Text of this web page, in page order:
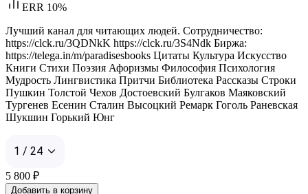
ERR 10%
Лучший канал для читающих людей. Сотрудничество:
https://clck.ru/3QDNkK https://clck.ru/3S4Ndk Биржа:
https://telega.in/m/paradisesbooks Цитаты Культура Искусство
Книги Стихи Поэзия Афоризмы Философия Психология
Мудрость Лингвистика Притчи Библиотека Рассказы Строки
Пушкин Толстой Чехов Достоевский Булгаков Маяковский
Тургенев Есенин Сталин Высоцкий Ремарк Гоголь Раневская
Шукшин Горький Юнг
1 / 24
5 800 ₽
Добавить в корзину